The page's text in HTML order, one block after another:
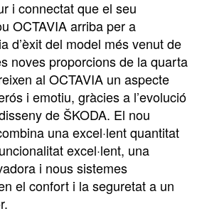
i connectat que el seu
OCTAVIA arriba per a
d’èxit del model més venut de
noves proporcions de la quarta
al OCTAVIA un aspecte
i emotiu, gràcies a l’evolució
de ŠKODA. El nou
una excel·lent quantitat
excel·lent, una
i nous sistemes
el confort i la seguretat a un